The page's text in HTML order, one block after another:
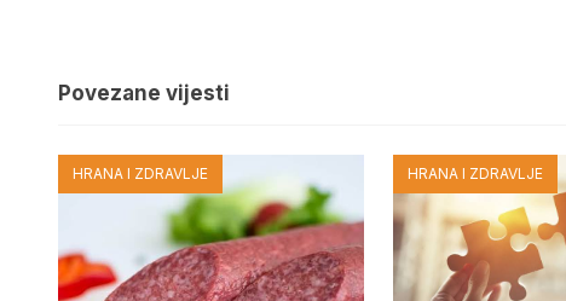
Povezane vijesti
HRANA I ZDRAVLJE HRANA I ZDRAVLJE